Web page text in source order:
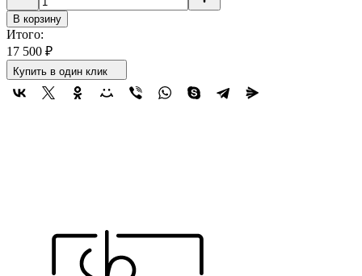
В корзину
Итого:
17 500 ₽
Купить в один клик